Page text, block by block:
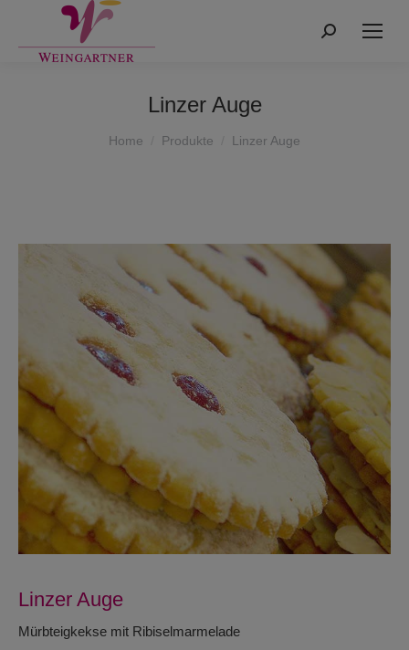
Search:
Linzer Auge
Home Produkte Linzer Auge
Linzer Auge
Mürbteigkekse mit Ribiselmarmelade